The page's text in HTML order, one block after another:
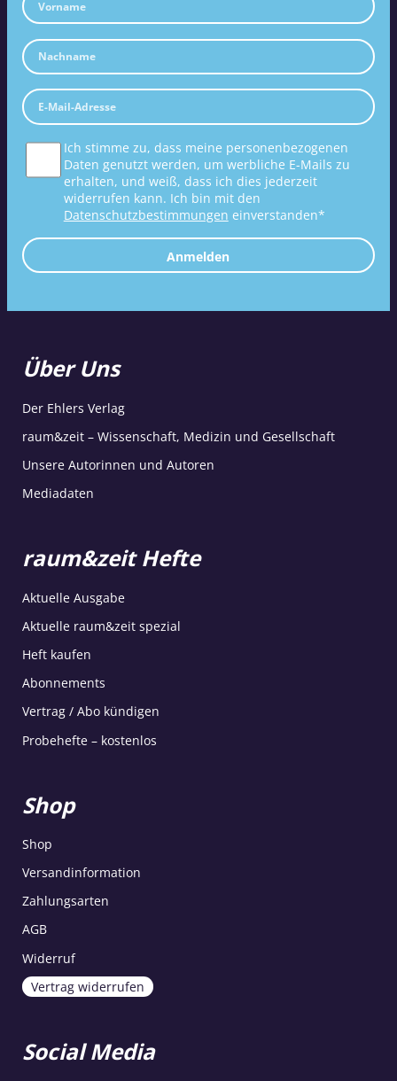
Ich stimme zu, dass meine personenbezogenen
Daten genutzt werden, um werbliche E-Mails zu
erhalten, und weiß, dass ich dies jederzeit
widerrufen kann. Ich bin mit den
Datenschutzbestimmungen einverstanden*
Anmelden
Über Uns
Der Ehlers Verlag
raum&zeit – Wissenschaft, Medizin und Gesellschaft
Unsere Autorinnen und Autoren
Mediadaten
raum&zeit Hefte
Aktuelle Ausgabe
Aktuelle raum&zeit spezial
Heft kaufen
Abonnements
Vertrag / Abo kündigen
Probehefte – kostenlos
Shop
Shop
Versandinformation
Zahlungsarten
AGB
Widerruf
Vertrag widerrufen
Social Media